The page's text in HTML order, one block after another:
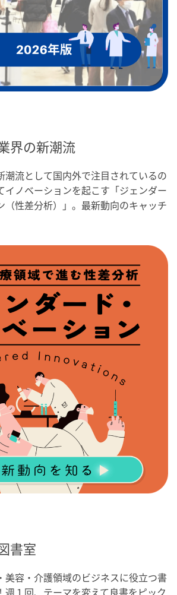
界の新潮流
潮流として国内外で注目されているの
イノベーションを起こす「ジェンダー
（性差分析）」。最新動向のキャッチ
書室
美容・介護領域のビジネスに役立つ書